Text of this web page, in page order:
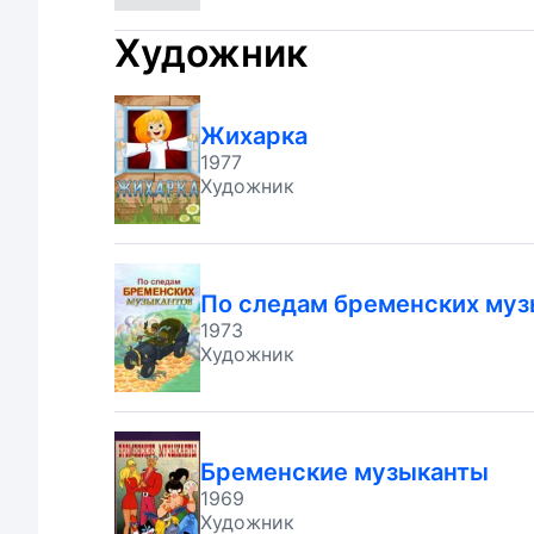
Художник
Жихарка
1977
Художник
По следам бременских
1973
Художник
Бременские музыканты
1969
Художник